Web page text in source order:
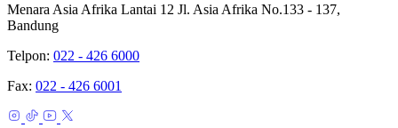
Menara Asia Afrika Lantai 12 Jl. Asia Afrika No.133 - 137,
Bandung
Telpon: 022 - 426 6000
Fax: 022 - 426 6001